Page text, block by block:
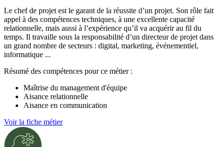
Le chef de projet est le garant de la réussite d’un projet. Son rôle fait
appel à des compétences techniques, à une excellente capacité
relationnelle, mais aussi à l’expérience qu’il va acquérir au fil du
temps. Il travaille sous la responsabilité d’un directeur de projet dans
un grand nombre de secteurs : digital, marketing, événementiel,
informatique ...
Résumé des compétences pour ce métier :
Maîtrise du management d'équipe
Aisance relationnelle
Aisance en communication
Voir la fiche métier